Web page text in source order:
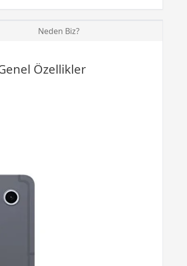
Neden Biz?
Özellikler